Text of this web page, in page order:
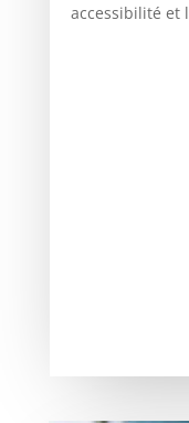
accessibilité et